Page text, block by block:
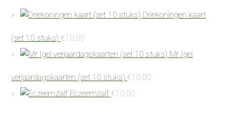
Driekoningen kaart
(set 10 stuks) €10.00
Mr Igel
verjaardagskaarten (set 10 stuks) €10.00
Eczeemzalf €10.00